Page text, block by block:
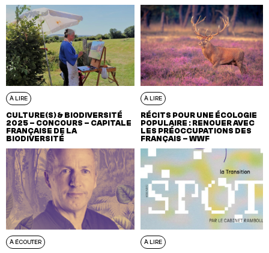
À LIRE
CULTURE(S) & BIODIVERSITÉ
2025 – CONCOURS – CAPITALE
FRANÇAISE DE LA
BIODIVERSITÉ
À LIRE
RÉCITS POUR UNE ÉCOLOGIE
POPULAIRE : RENOUER AVEC
LES PRÉOCCUPATIONS DES
FRANÇAIS – WWF
À ÉCOUTER À LIRE